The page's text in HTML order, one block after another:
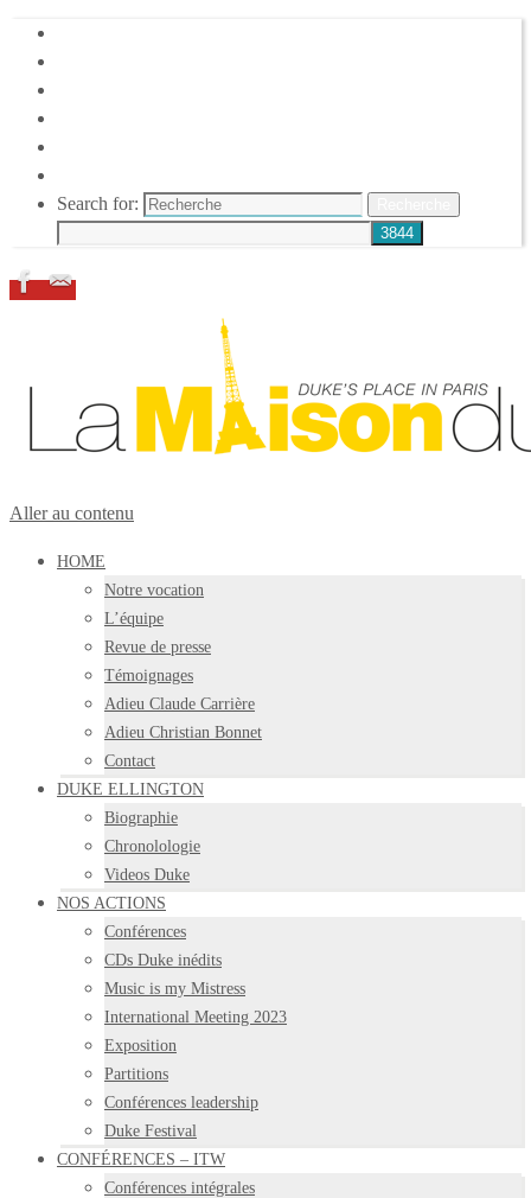
Search for:
Aller au contenu
HOME
Notre vocation
L’équipe
Revue de presse
Témoignages
Adieu Claude Carrière
Adieu Christian Bonnet
Contact
DUKE ELLINGTON
Biographie
Chronolologie
Videos Duke
NOS ACTIONS
Conférences
CDs Duke inédits
Music is my Mistress
International Meeting 2023
Exposition
Partitions
Conférences leadership
Duke Festival
CONFÉRENCES – ITW
Conférences intégrales